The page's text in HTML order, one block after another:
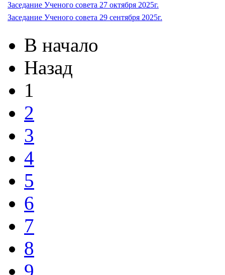
Заседание Ученого совета 27 октября 2025г.
Заседание Ученого совета 29 сентября 2025г.
В начало
Назад
1
2
3
4
5
6
7
8